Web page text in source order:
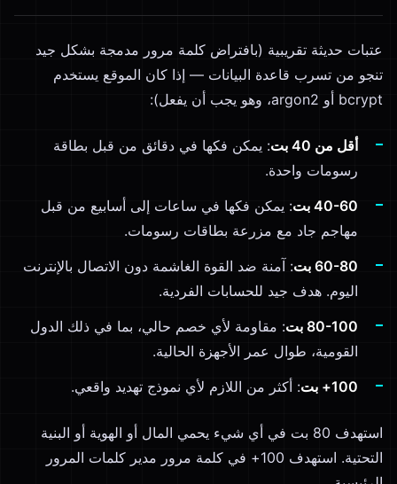
عتبات حديثة تقريبية (بافتراض كلمة مرور مدمجة بشكل جيد
تنجو من تسرب قاعدة البيانات — إذا كان الموقع يستخدم
bcrypt أو argon2، وهو يجب أن يفعل):
أقل من 40 بت
: يمكن فكها في دقائق من قبل بطاقة
رسومات واحدة.
40-60 بت
: يمكن فكها في ساعات إلى أسابيع من قبل
مهاجم جاد مع مزرعة بطاقات رسومات.
60-80 بت
: آمنة ضد القوة الغاشمة دون الاتصال بالإنترنت
اليوم. هدف جيد للحسابات الفردية.
80-100 بت
: مقاومة لأي خصم حالي، بما في ذلك الدول
القومية، طوال عمر الأجهزة الحالية.
100+ بت
: أكثر من اللازم لأي نموذج تهديد واقعي.
استهدف 80 بت في أي شيء يحمي المال أو الهوية أو البنية
التحتية. استهدف 100+ في كلمة مرور مدير كلمات المرور